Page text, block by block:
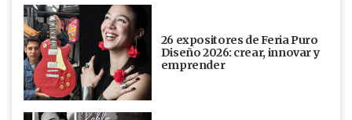
26 expositores de Feria Puro
Diseño 2026: crear, innovar y
emprender